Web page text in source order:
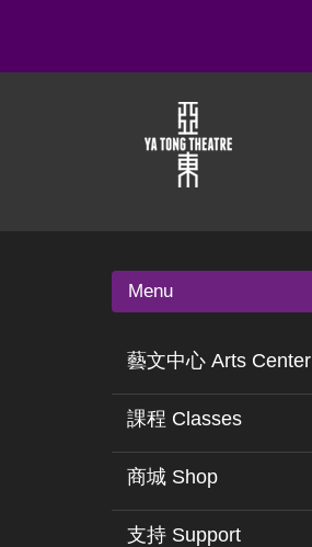
Menu
藝文中心 Arts Center
課程 Classes
商城 Shop
支持 Support